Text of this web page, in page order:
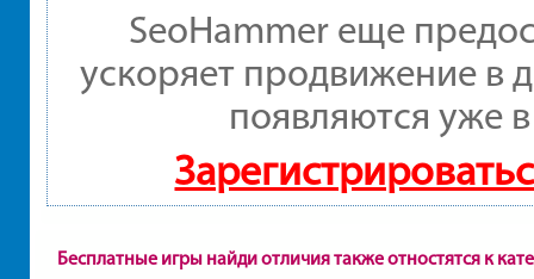
SeoHammer еще
ускоряет продвижение в
появляются уже
Бесплатные игры найди отличия также отностятся к